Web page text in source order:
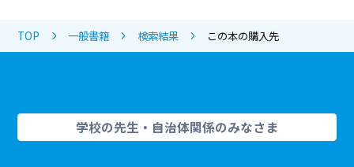
TOP 一般書籍 検索結果 この本の購入先
学校の先生・自治体関係のみなさま